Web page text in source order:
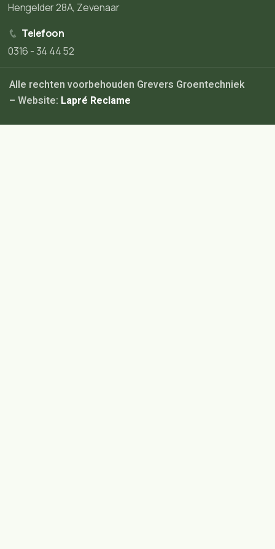
Hengelder 28A, Zevenaar
Telefoon
0316 - 34 44 52
Alle rechten voorbehouden Grevers Groentechniek
– Website: Lapré Reclame